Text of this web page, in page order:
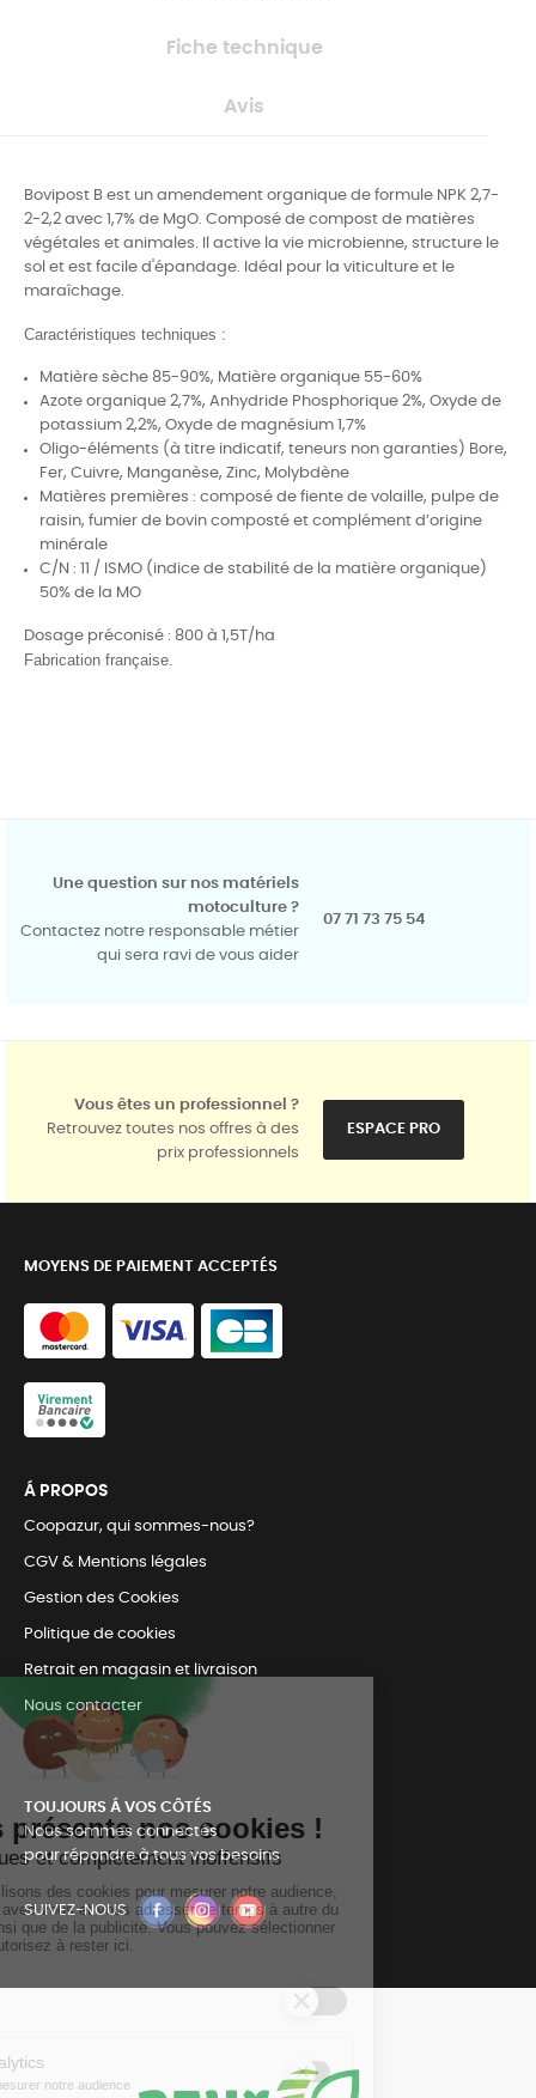
Fiche technique
Avis
Bovipost B est un amendement organique de formule NPK 2,7-
2-2,2 avec 1,7% de MgO. Composé de compost de matières
végétales et animales. Il active la vie microbienne, structure le
sol et est facile d'épandage. Idéal pour la viticulture et le
maraîchage.
Caractéristiques techniques :
Matière sèche 85-90%, Matière organique 55-60%
Azote organique 2,7%, Anhydride Phosphorique 2%, Oxyde de
potassium 2,2%, Oxyde de magnésium 1,7%
Oligo-éléments (à titre indicatif, teneurs non garanties) Bore,
Fer, Cuivre, Manganèse, Zinc, Molybdène
Matières premières : composé de fiente de volaille, pulpe de
raisin, fumier de bovin composté et complément d’origine
minérale
C/N : 11 / ISMO (indice de stabilité de la matière organique)
50% de la MO
Dosage préconisé : 800 à 1,5T/ha
Fabrication française.
Une question sur nos matériels
motoculture ?
Contactez notre responsable métier
qui sera ravi de vous aider
07 71 73 75 54
Vous êtes un professionnel ?
Retrouvez toutes nos offres à des
prix professionnels
ESPACE PRO
MOYENS DE PAIEMENT ACCEPTÉS
Á PROPOS
Coopazur, qui sommes-nous?
CGV & Mentions légales
Gestion des Cookies
Politique de cookies
Retrait en magasin et livraison
Nous contacter
TOUJOURS Á VOS CÔTÉS
Nous sommes connectés
pour répondre à tous vos besoins
SUIVEZ-NOUS